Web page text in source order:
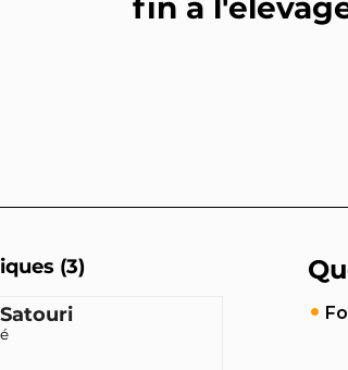
fin à
(3)